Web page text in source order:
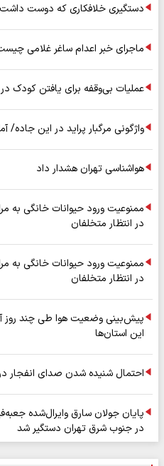
دستگیری خلافکاری که دوست
ماجرای خبر اعدام ساغر غلامی
عملیات بی‌وقفه برای یافتن کودک
واژگونی مرگبار پراید در این
هواشناسی تهران هشدار داد
ممنوعیت ورود حیوانات خانگی به
در انتظار متخلفان
ممنوعیت ورود حیوانات خانگی به
در انتظار متخلفان
پیش‌بینی وضعیت هوا طی چند روز
این استان‌ها
احتمال شنیده شدن صدای انفجار
در جنوب شرق تهران دستگیر شد